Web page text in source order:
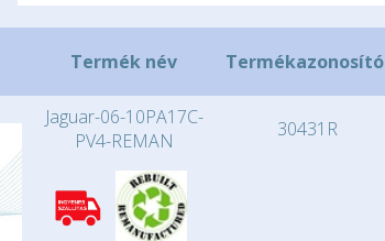
Termék név Termékazonosító
Jaguar-06-10PA17C-
PV4-REMAN
30431R